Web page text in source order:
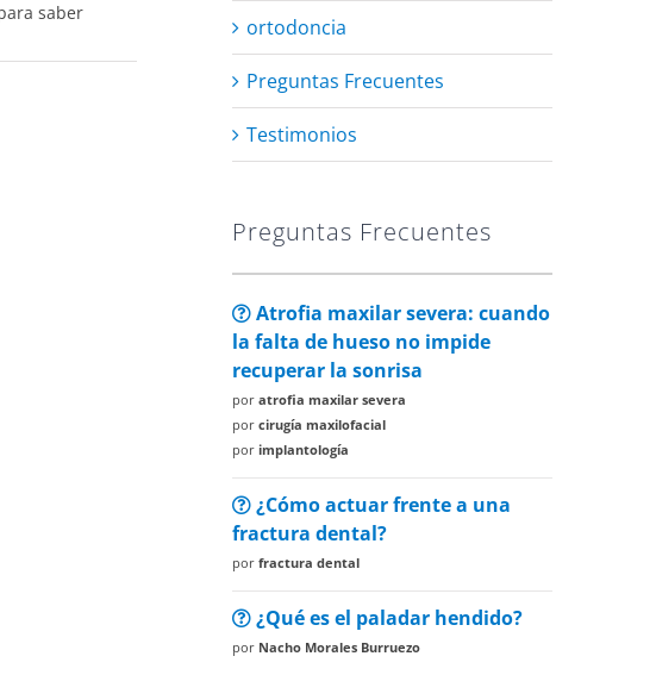
saber
ortodoncia
Preguntas Frecuentes
Testimonios
Preguntas Frecuentes
Atrofia maxilar severa: cuando
la falta de hueso no impide
recuperar la sonrisa
por atrofia maxilar severa
por cirugía maxilofacial
por implantología
¿Cómo actuar frente a una
fractura dental?
por fractura dental
¿Qué es el paladar hendido?
por Nacho Morales Burruezo